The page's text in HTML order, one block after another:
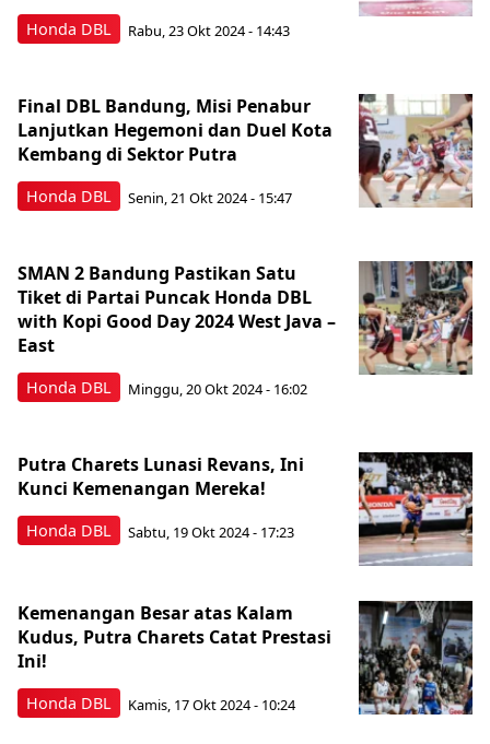
Honda DBL Rabu, 23 Okt 2024 - 14:43
Honda DBL
Final DBL Bandung, Misi Penabur
Lanjutkan Hegemoni dan Duel Kota
Kembang di Sektor Putra
Senin, 21 Okt 2024 - 15:47
Honda DBL
SMAN 2 Bandung Pastikan Satu
Tiket di Partai Puncak Honda DBL
with Kopi Good Day 2024 West Java –
East
Minggu, 20 Okt 2024 - 16:02
Honda DBL
Putra Charets Lunasi Revans, Ini
Kunci Kemenangan Mereka!
Sabtu, 19 Okt 2024 - 17:23
Honda DBL
Kemenangan Besar atas Kalam
Kudus, Putra Charets Catat Prestasi
Ini!
Kamis, 17 Okt 2024 - 10:24